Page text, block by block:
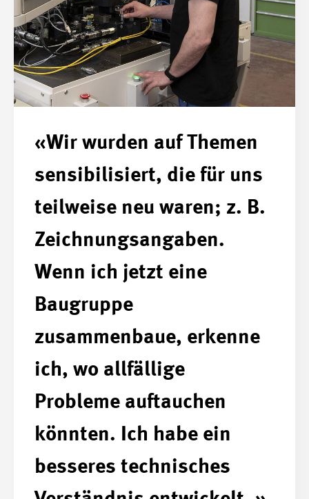
«Wir wurden auf Themen
sensibilisiert, die für uns
teilweise neu waren; z. B.
Zeichnungsangaben.
Wenn ich jetzt eine
Baugruppe
zusammenbaue, erkenne
ich, wo allfällige
Probleme auftauchen
könnten. Ich habe ein
besseres technisches